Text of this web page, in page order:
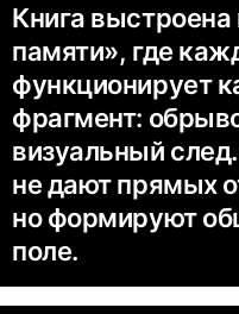
Книга выстроена
памяти», где
функционирует
фрагмент:
визуальный
не дают прямых
но формируют
поле.